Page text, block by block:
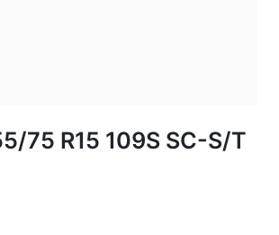
75 R15 109S SC-S/T